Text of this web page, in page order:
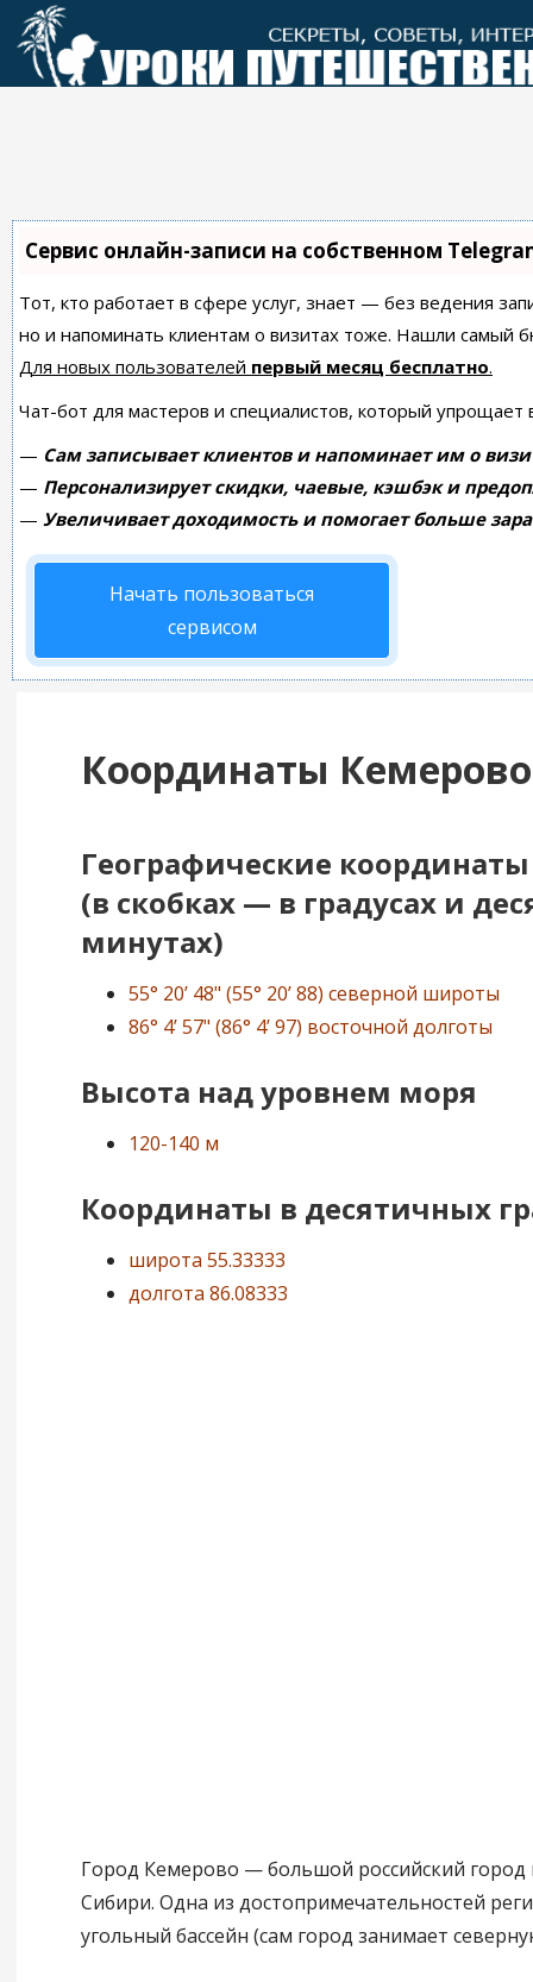
Перейти
контенту
Сервис онлайн-записи на собственном
Тот, кто работает в сфере услуг, знает — без ведения
но и напоминать клиентам о визитах тоже. Нашли самый
Для новых пользователей первый месяц бесплатно.
Чат-бот для мастеров и специалистов, который упрощает
— Сам записывает клиентов и напоминает им о
— Персонализирует скидки, чаевые, кэшбэк и
— Увеличивает доходимость и помогает больше
Начать пользоваться
сервисом
Координаты Кемерово
Географические
(в скобках — в градусах и
минутах)
55° 20’ 48" (55° 20’ 88) северной широты
86° 4’ 57" (86° 4’ 97) восточной долготы
Высота над уровнем моря
120-140 м
Координаты в десятичных
широта 55.33333
долгота 86.08333
Город Кемерово — большой российский город
Сибири. Одна из достопримечательностей
угольный бассейн (сам город занимает